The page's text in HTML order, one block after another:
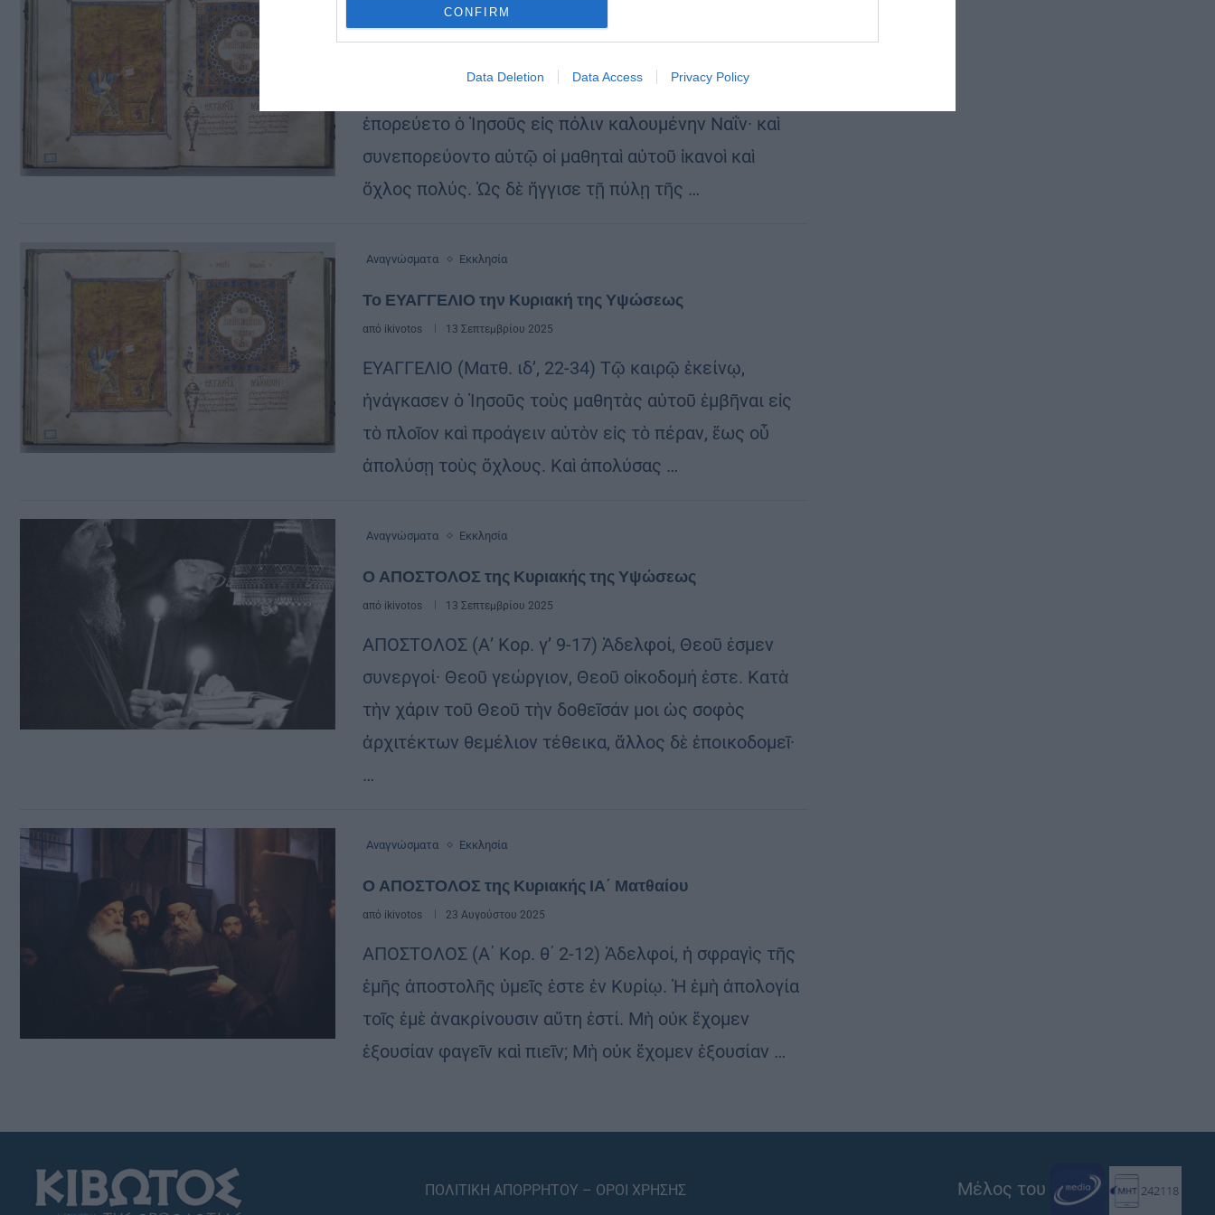
CONFIRM
Data Deletion Data Access Privacy Policy
Το ΕΥΑΓΓΕΛΙΟ της Κυριακής Γ΄ ΛΟΥΚΑ
ΕΥΑΓΓΕΛΙΟ (Λουκά ζ΄ 11-16) Τῷ καιρῷ ἐκείνῳ,
ἐπορεύετο ὁ Ἰησοῦς εἰς πόλιν καλουμένην Ναΐν· καὶ
συνεπορεύοντο αὐτῷ οἱ μαθηταὶ αὐτοῦ ἱκανοὶ καὶ
ὄχλος πολύς. Ὡς δὲ ἤγγισε τῇ πύλῃ τῆς …
Αναγνώσματα Εκκλησία
Το ΕΥΑΓΓΕΛΙΟ την Κυριακή της Υψώσεως
από ikivotos 13 Σεπτεμβρίου 2025
ΕΥΑΓΓΕΛΙΟ (Ματθ. ιδ’, 22-34) Τῷ καιρῷ ἐκείνῳ,
ἠνάγκασεν ὁ Ἰησοῦς τοὺς μαθητὰς αὐτοῦ ἐμβῆναι εἰς
τὸ πλοῖον καὶ προάγειν αὐτὸν εἰς τὸ πέραν, ἕως οὗ
ἀπολύσῃ τοὺς ὄχλους. Καὶ ἀπολύσας …
Αναγνώσματα Εκκλησία
Ο ΑΠΟΣΤΟΛΟΣ της Κυριακής της Υψώσεως
από ikivotos 13 Σεπτεμβρίου 2025
ΑΠΟΣΤΟΛΟΣ (Α’ Κορ. γ’ 9-17) Ἀδελφοί, Θεοῦ ἐσμεν
συνεργοί· Θεοῦ γεώργιον, Θεοῦ οἰκοδομή ἐστε. Κατὰ
τὴν χάριν τοῦ Θεοῦ τὴν δοθεῖσάν μοι ὡς σοφὸς
ἀρχιτέκτων θεμέλιον τέθεικα, ἄλλος δὲ ἐποικοδομεῖ·
…
Αναγνώσματα Εκκλησία
Ο ΑΠΟΣΤΟΛΟΣ της Κυριακής ΙΑ΄ Ματθαίου
από ikivotos 23 Αυγούστου 2025
ΑΠΟΣΤΟΛΟΣ (Α΄ Κορ. θ΄ 2-12) Ἀδελφοί, ἡ σφραγὶς τῆς
ἐμῆς ἀποστολῆς ὑμεῖς ἐστε ἐν Κυρίῳ. Ἡ ἐμὴ ἀπολογία
τοῖς ἐμὲ ἀνακρίνουσιν αὕτη ἐστί. Μὴ οὐκ ἔχομεν
ἐξουσίαν φαγεῖν καὶ πιεῖν; Μὴ οὐκ ἔχομεν ἐξουσίαν …
ΠΟΛΙΤΙΚΗ ΑΠΟΡΡΗΤΟΥ – ΟΡΟΙ ΧΡΗΣΗΣ
Μέλος του